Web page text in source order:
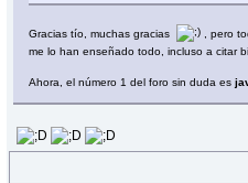
Gracias tío, muchas gracias
, pero
me lo han enseñado todo, incluso a citar
Ahora, el número 1 del foro sin duda es